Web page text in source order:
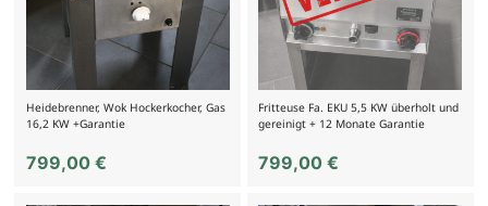
Heidebrenner, Wok Hockerkocher, Gas
16,2 KW +Garantie
799,00 €
Fritteuse Fa. EKU 5,5 KW überholt und
gereinigt + 12 Monate Garantie
799,00€